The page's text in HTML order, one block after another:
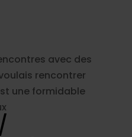
avec des
rencontrer
une formidable